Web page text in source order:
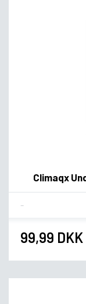
Climaqx
99,99 DKK